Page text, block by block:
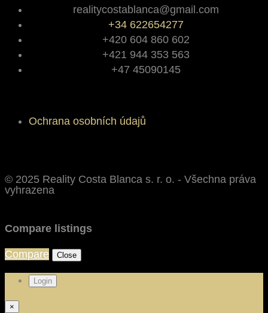
realitycostablanca@gmail.com
+34 622654277
+420 604 860 602
+421 944 353 563
+47 45090145
Ochrana osobních údajů
© 2025 Reality Costa Blanca s. r. o. - Všechna práva
vyhrazena
Compare listings
Compare Close
Login
×